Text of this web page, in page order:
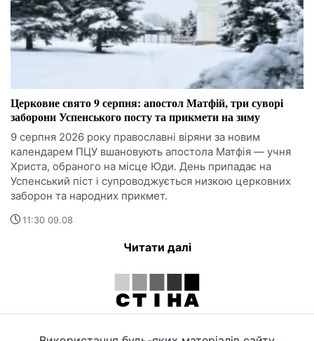
Церковне свято 9 серпня: апостол Матфій, три суворі
заборони Успенського посту та прикмети на зиму
9 серпня 2026 року православні віряни за новим
календарем ПЦУ вшановують апостола Матфія — учня
Христа, обраного на місце Юди. День припадає на
Успенський піст і супроводжується низкою церковних
заборон та народних прикмет.
11:30 09.08
Читати далі